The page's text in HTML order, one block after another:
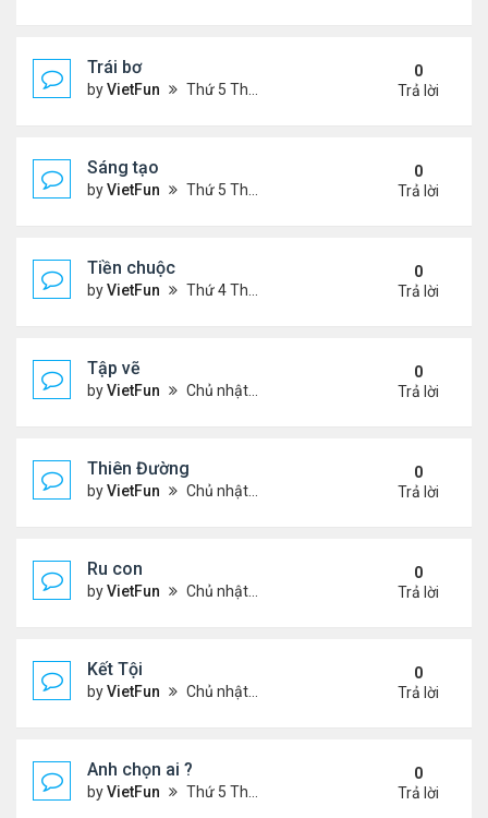
Trái bơ
byVietFun Thứ 5 Tháng 7 14, 2022 4:28 pm
0
Trả lời
Sáng tạo
byVietFun Thứ 5 Tháng 7 14, 2022 4:25 pm
0
Trả lời
Tiền chuộc
byVietFun Thứ 4 Tháng 7 06, 2022 12:18 pm
0
Trả lời
Tập vẽ
byVietFun Chủ nhật Tháng 4 03, 2022 8:25 pm
0
Trả lời
Thiên Đường
byVietFun Chủ nhật Tháng 4 03, 2022 8:24 pm
0
Trả lời
Ru con
byVietFun Chủ nhật Tháng 4 03, 2022 8:23 pm
0
Trả lời
Kết Tội
byVietFun Chủ nhật Tháng 4 03, 2022 8:20 pm
0
Trả lời
Anh chọn ai ?
byVietFun Thứ 5 Tháng 3 03, 2022 4:56 pm
0
Trả lời